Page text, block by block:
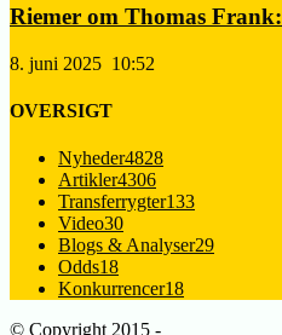
Riemer om Thomas
8. juni 2025 10:52
OVERSIGT
Nyheder4828
Artikler4306
Transferrygter133
Video30
Blogs & Analyser29
Odds18
Konkurrencer18
© Copyright 2015 -